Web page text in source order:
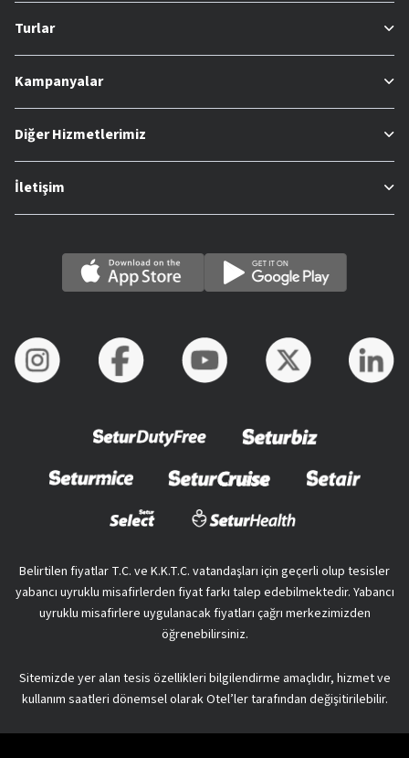
Turlar
Kampanyalar
Diğer Hizmetlerimiz
İletişim
Belirtilen fiyatlar T.C. ve K.K.T.C. vatandaşları için geçerli olup tesisler
yabancı uyruklu misafirlerden fiyat farkı talep edebilmektedir. Yabancı
uyruklu misafirlere uygulanacak fiyatları çağrı merkezimizden
öğrenebilirsiniz.
Sitemizde yer alan tesis özellikleri bilgilendirme amaçlıdır, hizmet ve
kullanım saatleri dönemsel olarak Otel’ler tarafından değişitirilebilir.